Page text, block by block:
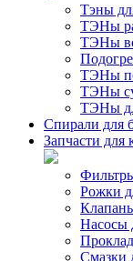
Тэны
ТЭНы
ТЭНы
ТЭНы
ТЭНы
ТЭНы
Спирали для
Запчасти для
Рожки
Насосы
Смазки